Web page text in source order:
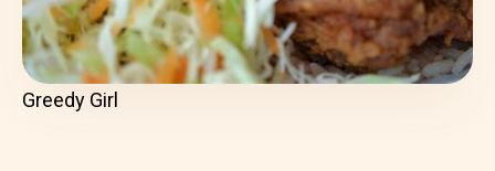
Greedy Girl